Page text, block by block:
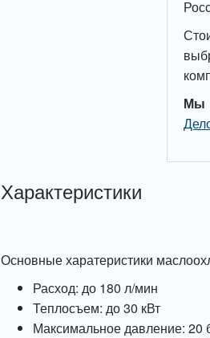
Мы
Характеристики
Основные харатеристики
Расход: до 180 л/мин
Теплосъем: до 30 кВт
Максимальное давление: 20